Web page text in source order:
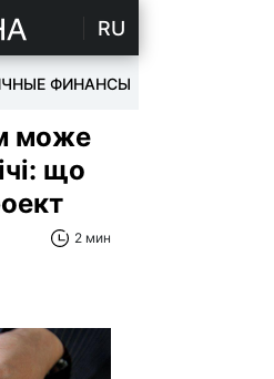
RU
ФИНАНСЫ
може
що
2 мин